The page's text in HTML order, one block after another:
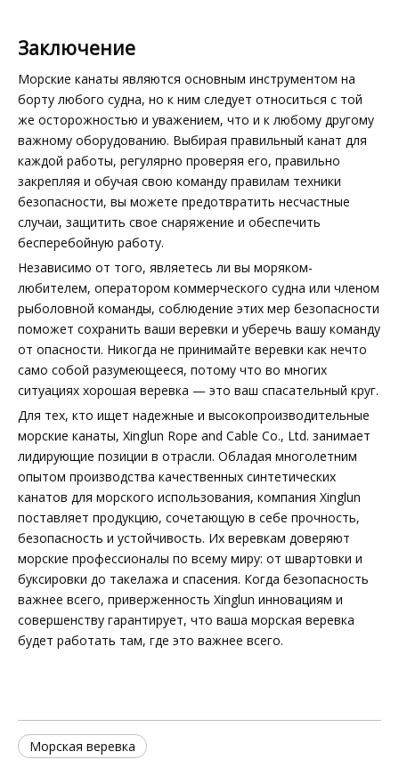
Заключение
Морские канаты являются основным инструментом на
борту любого судна, но к ним следует относиться с той
же осторожностью и уважением, что и к любому другому
важному оборудованию. Выбирая правильный канат для
каждой работы, регулярно проверяя его, правильно
закрепляя и обучая свою команду правилам техники
безопасности, вы можете предотвратить несчастные
случаи, защитить свое снаряжение и обеспечить
бесперебойную работу.
Независимо от того, являетесь ли вы моряком-
любителем, оператором коммерческого судна или членом
рыболовной команды, соблюдение этих мер безопасности
поможет сохранить ваши веревки и уберечь вашу команду
от опасности. Никогда не принимайте веревки как нечто
само собой разумеющееся, потому что во многих
ситуациях хорошая веревка — это ваш спасательный круг.
Для тех, кто ищет надежные и высокопроизводительные
морские канаты, Xinglun Rope and Cable Co., Ltd. занимает
лидирующие позиции в отрасли. Обладая многолетним
опытом производства качественных синтетических
канатов для морского использования, компания Xinglun
поставляет продукцию, сочетающую в себе прочность,
безопасность и устойчивость. Их веревкам доверяют
морские профессионалы по всему миру: от швартовки и
буксировки до такелажа и спасения. Когда безопасность
важнее всего, приверженность Xinglun инновациям и
совершенству гарантирует, что ваша морская веревка
будет работать там, где это важнее всего.
Морская веревка